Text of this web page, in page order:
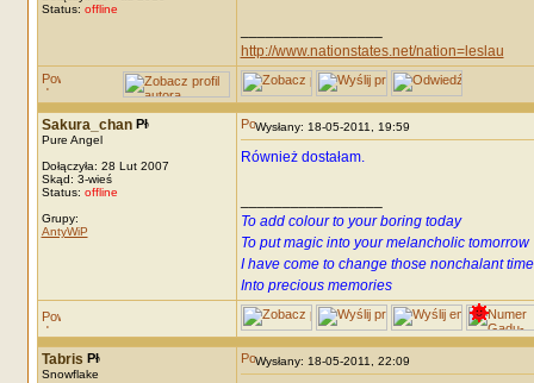
Status: offline
http://www.nationstates.net/nation=leslau
Sakura_chan
Pure Angel
Dołączyła: 28 Lut 2007
Skąd: 3-wieś
Status: offline
Grupy:
AntyWiP
Wysłany: 18-05-2011, 19:59
Również dostałam.
To add colour to your boring today
To put magic into your melancholic tomorrow
I have come to change those nonchalant
Into precious memories
Tabris
Snowflake
Wysłany: 18-05-2011, 22:09